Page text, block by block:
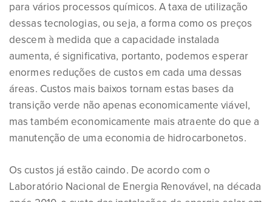
para vários processos químicos. A taxa de utilização
dessas tecnologias, ou seja, a forma como os preços
descem à medida que a capacidade instalada
aumenta, é significativa, portanto, podemos esperar
enormes reduções de custos em cada uma dessas
áreas. Custos mais baixos tornam estas bases da
transição verde não apenas economicamente viável,
mas também economicamente mais atraente do que a
manutenção de uma economia de hidrocarbonetos.
Os custos já estão caindo. De acordo com o
Laboratório Nacional de Energia Renovável, na década